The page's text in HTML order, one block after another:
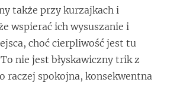
także przy kurzajkach i
wspierać ich wysuszanie i
choć cierpliwość jest tu
nie jest błyskawiczny trik z
raczej spokojna, konsekwentna